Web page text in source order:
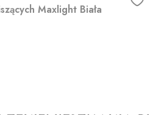
Maxlight Biała